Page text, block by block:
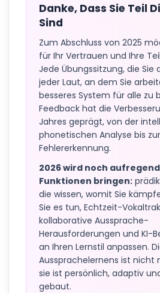
Danke, Dass Sie Teil
Sind
Zum Abschluss von 2025
für Ihr Vertrauen und Ihre
Jede Übungssitzung, die Sie
jeder Laut, an dem Sie
besseres System für alle zu
Feedback hat die
Jahres geprägt, von der
phonetischen Analyse bis
Fehlererkennung.
2026 wird noch
Funktionen bringen:
die wissen, womit Sie
Sie es tun, Echtzeit-
kollaborative Aussprache-
Herausforderungen und KI-
an Ihren Lernstil anpassen.
Aussprachelernens ist nicht
sie ist persönlich, adaptiv
gebaut.